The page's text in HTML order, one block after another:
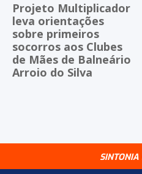
Projeto Multiplicador
leva orientações
sobre primeiros
socorros aos Clubes
de Mães de Balneário
Arroio do Silva
SINTONIA